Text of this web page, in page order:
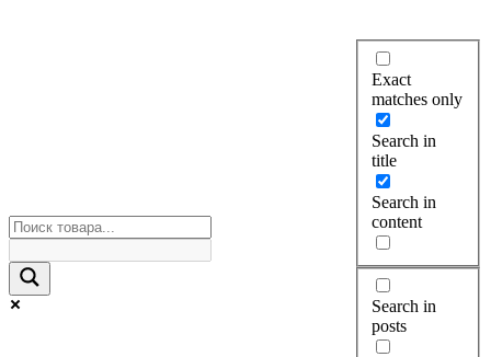
Exact
matches only
Search in
title
Search in
content
Search in
posts